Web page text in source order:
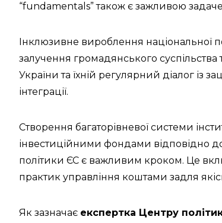
“fundamentals” також є зажливою
Інклюзивне вироблення національної
залучення громадянського
України та їхній регулярний діалог із
інтеграції.
Створення багаторівневої системи
інвестиційними фондами відповідно до
політики ЄС є важливим кроком. Це
практик управління коштами задля
Як зазначає експертка Центру